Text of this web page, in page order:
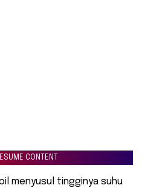
CONTENT
menyusul tingginya suhu